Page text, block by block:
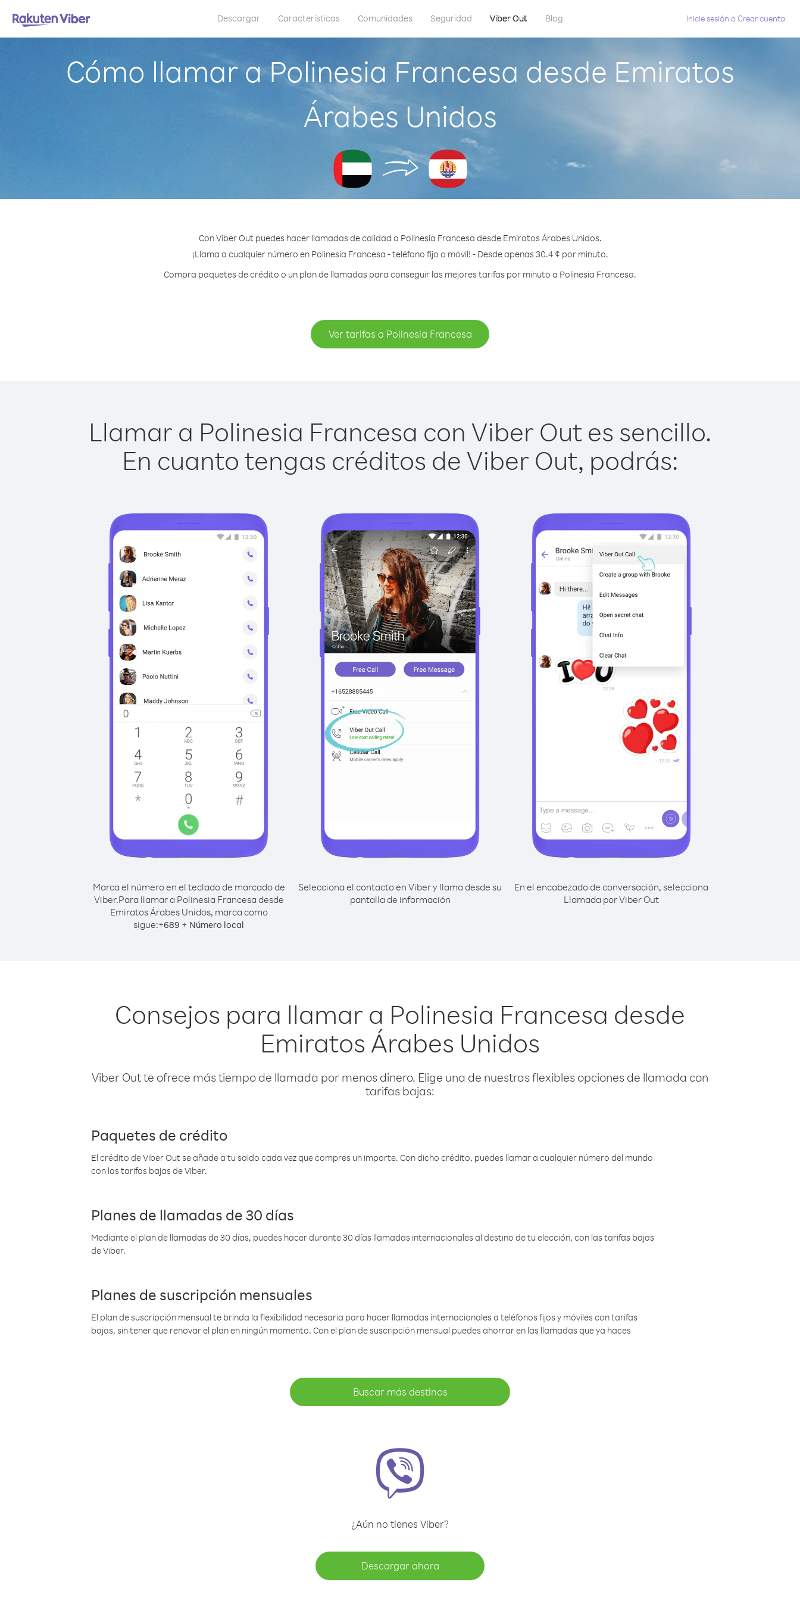
Descargar Características Comunidades Seguridad Viber Out Blog Inicie sesión oCrear cuenta
Cómo llamar a Polinesia Francesa desde Emiratos
Árabes Unidos
Con Viber Out puedes hacer llamadas de calidad a Polinesia Francesa desde Emiratos Árabes Unidos.
¡Llama a cualquier número en Polinesia Francesa - teléfono fijo o móvil! - Desde apenas 30.4 ¢ por minuto.
Compra paquetes de crédito o un plan de llamadas para conseguir las mejores tarifas por minuto a Polinesia Francesa.
Ver tarifas a Polinesia Francesa
Llamar a Polinesia Francesa con Viber Out es sencillo.
En cuanto tengas créditos de Viber Out, podrás:
Marca el número en el teclado de marcado de
Viber.Para llamar a Polinesia Francesa desde
Emiratos Árabes Unidos, marca como
sigue:+689 + Número local
Selecciona el contacto en Viber y llama desde su
pantalla de información
En el encabezado de conversación, selecciona
Llamada por Viber Out
Consejos para llamar a Polinesia Francesa desde
Emiratos Árabes Unidos
Viber Out te ofrece más tiempo de llamada por menos dinero. Elige una de nuestras flexibles opciones de llamada con
tarifas bajas:
Paquetes de crédito
El crédito de Viber Out se añade a tu saldo cada vez que compres un importe. Con dicho crédito, puedes llamar a cualquier número del mundo
con las tarifas bajas de Viber.
Planes de llamadas de 30 días
Mediante el plan de llamadas de 30 días, puedes hacer durante 30 días llamadas internacionales al destino de tu elección, con las tarifas bajas
de Viber.
Planes de suscripción mensuales
El plan de suscripción mensual te brinda la flexibilidad necesaria para hacer llamadas internacionales a teléfonos fijos y móviles con tarifas
bajas, sin tener que renovar el plan en ningún momento. Con el plan de suscripción mensual puedes ahorrar en las llamadas que ya haces
Buscar más destinos
¿Aún no tienes Viber?
Descargar ahora